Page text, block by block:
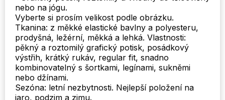
tréninkové
košile
Pánské
topy
plus
velikost
XS-
3XL
množství
nebo na jógu.
Vyberte si prosím velikost podle obrázku.
Tkanina: z měkké elastické bavlny a polyesteru,
prodyšná, ležérní, měkká a lehká. Vlastnosti:
pěkný a roztomilý grafický potisk, posádkový
výstřih, krátký rukáv, regular fit, snadno
kombinovatelný s šortkami, legínami, sukněmi
nebo džínami.
Sezóna: letní nezbytnosti. Nejlepší položení na
jaro, podzim a zimu.